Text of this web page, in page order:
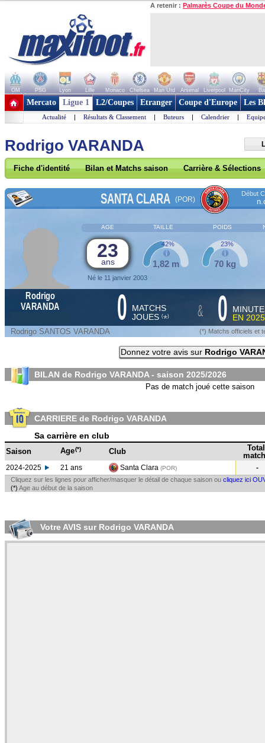
A retenir : Palmarès Coupe du
OM PSG Lyon Lille Monaco Chelsea Man Utd Arsenal Liverpool ManCity
+ de clubs
Mercato Ligue 1 L2/Coupes Etranger Coupe d'Europe Les
Actualité | Résultats & Classement | Buteurs | Calendrier |
Rodrigo VARANDA
Fiche d'identité Bilan et Matchs saison Carrière & Sélections
SANTA CLARA (POR)
Début
AGE TAILLE POIDS
23
ans
Né le 11 janvier 2003
1,82 m
42%
70 kg
23%
Rodrigo
VARANDA
0 MATCHS
JOUES (*) & 0
EN
Rodrigo SANTOS VARANDA (*) Matchs officiels et
Donnez votre avis sur Rodrigo
BILAN de Rodrigo VARANDA - saison 2025/2026
Pas de match joué cette saison
CARRIERE de Rodrigo VARANDA
Sa carrière en club
Saison Age(*) Club
Total
2024-2025 21 ans Santa Clara (POR) -
Cliquez sur les lignes pour afficher/masquer le détail de chaque saison ou cliquez ici
(*) Age au début de la saison
Votre AVIS sur Rodrigo VARANDA